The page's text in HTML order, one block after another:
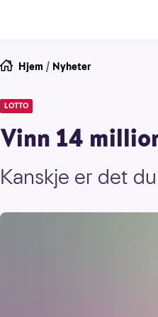
Hjem / Nyheter
LOTTO
Vinn 14
Kanskje er det